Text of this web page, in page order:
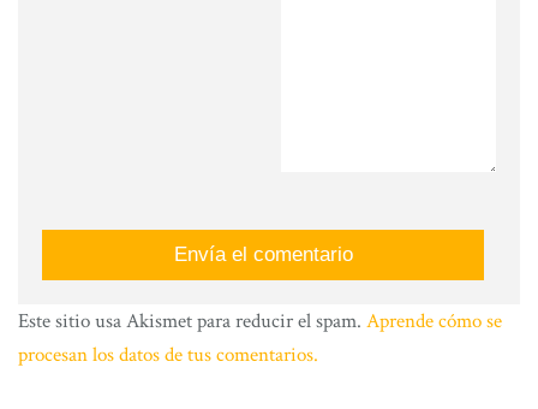
Este sitio usa Akismet para reducir el spam. Aprende cómo se
procesan los datos de tus comentarios.